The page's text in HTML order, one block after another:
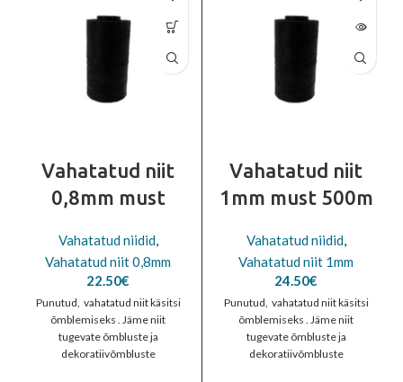
Vahatatud niit
0,8mm must
Vahatatud niidid,
Vahatatud niit 0,8mm
22.50€
Punutud, vahatatud niit käsitsi
õmblemiseks . Jäme niit
tugevate õmbluste ja
dekoratiivõmbluste
Vahatatud niit
1mm must 500m
Vahatatud niidid,
Vahatatud niit 1mm
24.50€
Punutud, vahatatud niit käsitsi
õmblemiseks . Jäme niit
tugevate õmbluste ja
dekoratiivõmbluste